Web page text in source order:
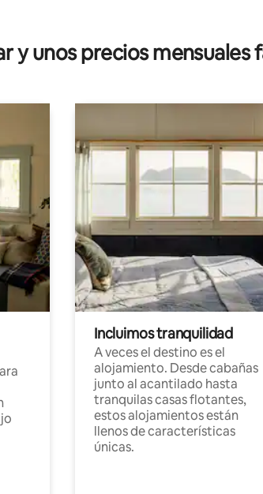
y unos precios mensuales
Incluimos tranquilidad
A veces el destino es el
alojamiento. Desde cabañas
junto al acantilado hasta
tranquilas casas flotantes,
estos alojamientos están
llenos de características
únicas.